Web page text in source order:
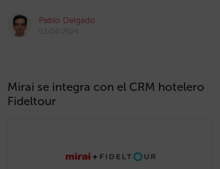
Pablo Delgado
03/04/2024
Mirai se integra con el CRM hotelero
Fideltour